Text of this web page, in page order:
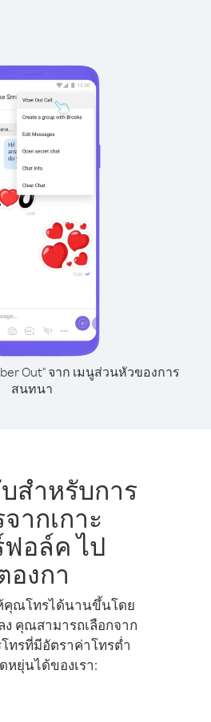
Out" จาก เมนูส่วนหัวของการ
สนทนา
สำหรับการ
ากเกาะ
อล์ค ไป
องกา
คุณโทรได้นานขึ้นโดย
ง คุณสามารถเลือกจาก
ทรที่มีอัตราค่าโทรต่ำ
หยุ่นได้ของเรา: